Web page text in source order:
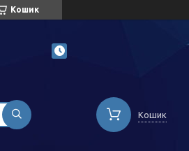
Кошик
Кошик